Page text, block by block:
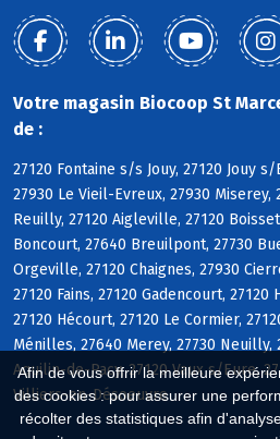
Afin de vous offrir la meilleure
des cookies : pour assurer une
récolter des statistiques afin
Votre magasin Biocoop St
de :
27120 Fontaine s/s Jouy, 27120 Jouy
27930 Le Vieil-Evreux, 27930 Miserey,
Reuilly, 27120 Aigleville, 27120
Boncourt, 27640 Breuilpont, 27730
Orgeville, 27120 Chaignes, 27930
27120 Fains, 27120 Gadencourt,
27120 Hécourt, 27120 Le Cormier,
Ménilles, 27640 Merey, 27730 Neuilly,
Aquilin-de-Pacy, 27120 Vaux s/Eure,
Villiers-en-Désoeuvre